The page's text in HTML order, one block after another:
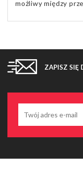
możliwy między
ZAPISZ SIĘ